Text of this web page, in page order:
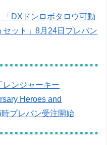
「DXドンロボタロウ可動
ット」8月24日プレバン
レンジャーキー
Heroes and
プレバン受注開始